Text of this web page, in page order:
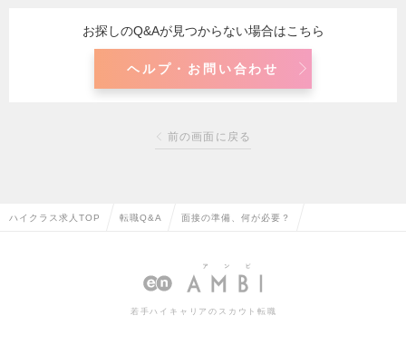
お探しのQ&Aが見つからない場合はこちら
ヘルプ・お問い合わせ
前の画面に戻る
ハイクラス求人TOP 転職Q&A 面接の準備、何が必要？
若手ハイキャリアのスカウト転職